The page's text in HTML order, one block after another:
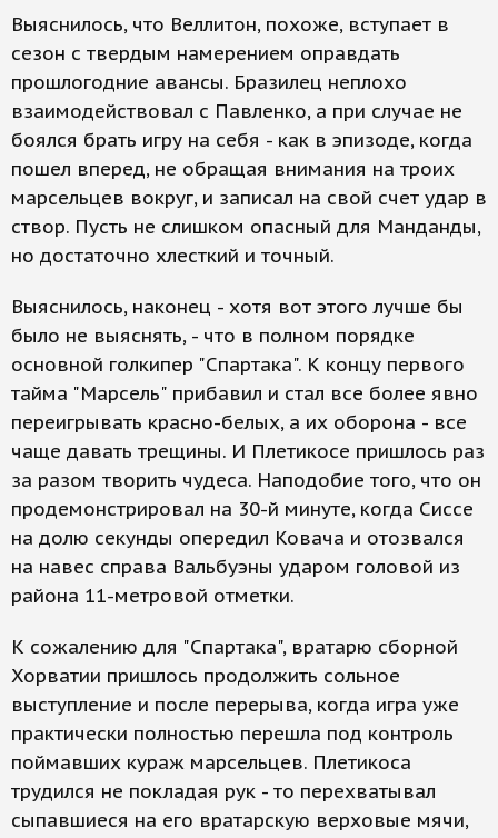
Выяснилось, что Веллитон, похоже, вступает в
сезон с твердым намерением оправдать
прошлогодние авансы. Бразилец неплохо
взаимодействовал с Павленко, а при случае не
боялся брать игру на себя - как в эпизоде, когда
пошел вперед, не обращая внимания на троих
марсельцев вокруг, и записал на свой счет удар в
створ. Пусть не слишком опасный для Манданды,
но достаточно хлесткий и точный.
Выяснилось, наконец - хотя вот этого лучше бы
было не выяснять, - что в полном порядке
основной голкипер "Спартака". К концу первого
тайма "Марсель" прибавил и стал все более явно
переигрывать красно-белых, а их оборона - все
чаще давать трещины. И Плетикосе пришлось раз
за разом творить чудеса. Наподобие того, что он
продемонстрировал на 30-й минуте, когда Сиссе
на долю секунды опередил Ковача и отозвался
на навес справа Вальбуэны ударом головой из
района 11-метровой отметки.
К сожалению для "Спартака", вратарю сборной
Хорватии пришлось продолжить сольное
выступление и после перерыва, когда игра уже
практически полностью перешла под контроль
поймавших кураж марсельцев. Плетикоса
трудился не покладая рук - то перехватывал
сыпавшиеся на его вратарскую верховые мячи,